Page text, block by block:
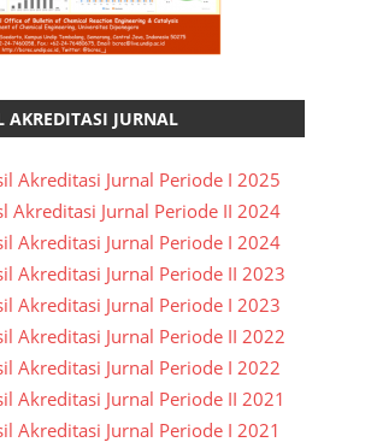
AKREDITASI JURNAL
Akreditasi Jurnal Periode I 2025
Akreditasi Jurnal Periode II 2024
Akreditasi Jurnal Periode I 2024
Akreditasi Jurnal Periode II 2023
Akreditasi Jurnal Periode I 2023
Akreditasi Jurnal Periode II 2022
Akreditasi Jurnal Periode I 2022
Akreditasi Jurnal Periode II 2021
Akreditasi Jurnal Periode I 2021